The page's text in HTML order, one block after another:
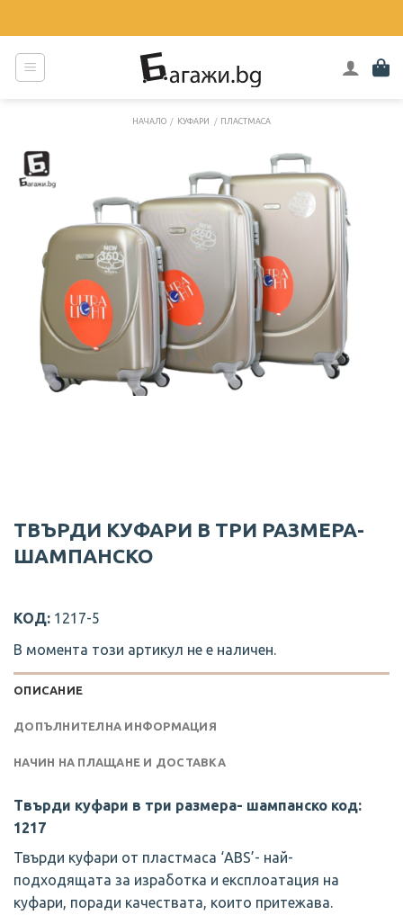
to
content
НАЧАЛО / КУФАРИ / ПЛАСТМАСА
ТВЪРДИ КУФАРИ В ТРИ РАЗМЕРА-
ШАМПАНСКО
КОД: 1217-5
В момента този артикул не е наличен.
ОПИСАНИЕ
ДОПЪЛНИТЕЛНА ИНФОРМАЦИЯ
НАЧИН НА ПЛАЩАНЕ И ДОСТАВКА
Твърди куфари в три размера- шампанско код:
1217
Твърди куфари от пластмаса ‘ABS’- най-
подходящата за изработка и експлоатация на
куфари, поради качествата, които притежава.